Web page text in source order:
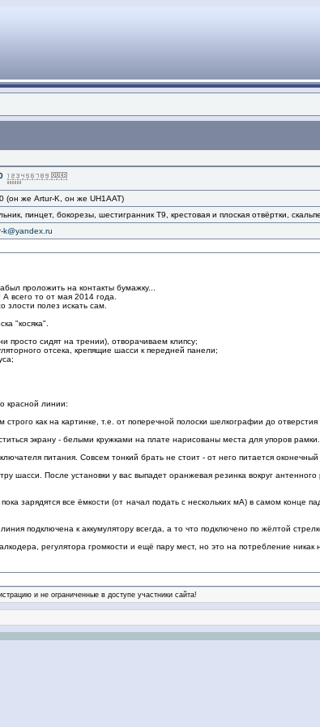
(он же Artur-K, он же UH1AAT)
пинцет, бокорезы, шестигранник Т9, крестовая и плоская отвёртки,
k@yandex.ru
проложить на контакты бумажку...
всего то от мая 2014 года.
полез искать сам.
"косяка".
просто сидят на трении), отворачиваем клипсу;
отсека, крепящие шасси к передней панели;
красной линии:
как на картинке, т.е. от поперечной полоски шелкографии до отверстия
экрану - белыми кружками на плате нарисованы места для упоров рамки.
питания. Совсем тонкий брать не стоит - от него питается оконечный
шасси. После установки у вас выпадет оранжевая резинка вокруг антенного
зарядятся все ёмкости (от начал подать с нескольких мА) в самом конце
подключена к аккумулятору всегда, а то что подключено по жёлтой
регулятора громкости и ещё пару мест, но это на потребление никак
и не ограниченные в доступе участники сайта!